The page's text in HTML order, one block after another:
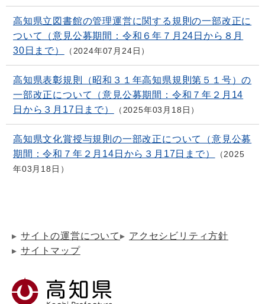
高知県立図書館の管理運営に関する規則の一部改正に
ついて（意見公募期間：令和６年７月24日から８月
30日まで）
2024年07月24日
高知県表彰規則（昭和３１年高知県規則第５１号）の
一部改正について（意見公募期間：令和７年２月14
日から３月17日まで）
2025年03月18日
高知県文化賞授与規則の一部改正について（意見公募
期間：令和７年２月14日から３月17日まで）
2025
年03月18日
サイトの運営について
アクセシビリティ方針
サイトマップ